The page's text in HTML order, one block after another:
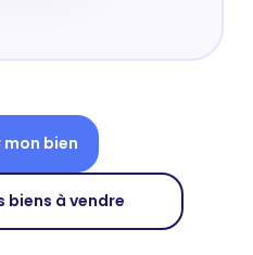
mon bien
biens à vendre